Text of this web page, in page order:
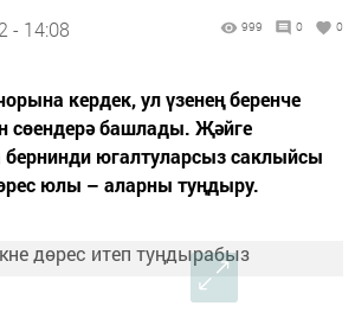
- 14:08 999 0 0
кердек, ул үзенең беренче
сөендерә башлады. Җәйге
югалтуларсыз саклыйсы
юлы – аларны туңдыру.